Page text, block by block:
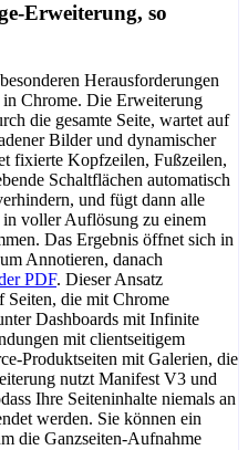
Erweiterung, so
Herausforderungen
Chrome. Die Erweiterung
die gesamte Seite, wartet auf
Bilder und dynamischer
fixierte Kopfzeilen, Fußzeilen,
Schaltflächen automatisch
und fügt dann alle
in voller Auflösung zu einem
Das Ergebnis öffnet sich in
Annotieren, danach
PDF. Dieser Ansatz
Seiten, die mit Chrome
Dashboards mit Infinite
mit clientseitigem
Produktseiten mit Galerien, die
nutzt Manifest V3 und
Ihre Seiteninhalte niemals an
werden. Sie können ein
die Ganzseiten-Aufnahme